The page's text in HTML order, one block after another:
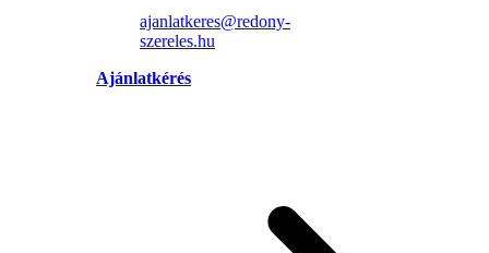
ajanlatkeres@redony-
szereles.hu
Ajánlatkérés